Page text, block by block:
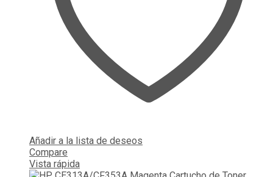
Añadir a la lista de deseos
Compare
Vista rápida